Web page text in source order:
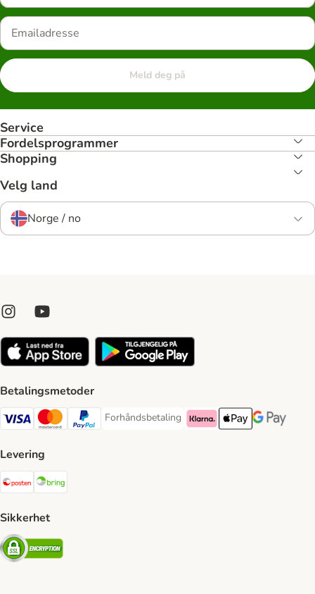
Meld deg på
Service
Fordelsprogrammer
Shopping
Velg land
Norge / no
Betalingsmetoder
Visa Payment Method
Mastercard Payment Method
PayPal Payment Method
Forhåndsbetaling
Forhåndsbetaling Payment Method
Klarna Payment Method
Apple Pay Payment
Google Pay
Levering
Posten Shipping Method
Sikkerhet
Security